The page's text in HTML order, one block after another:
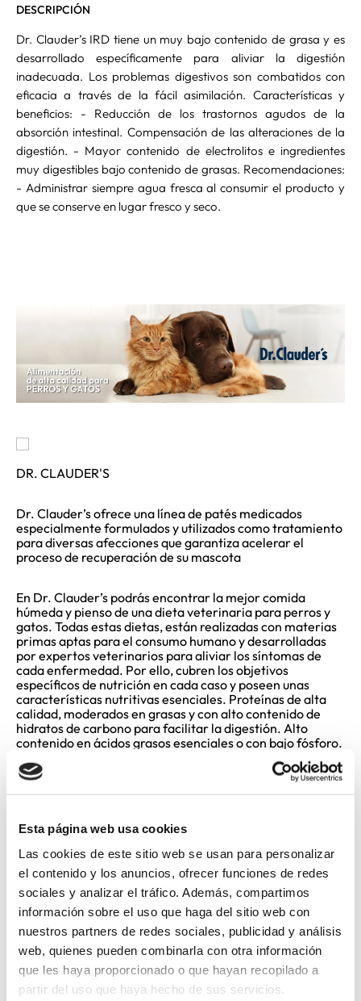
Esta página web usa cookies
Las cookies de este sitio web se usan para personalizar
el contenido y los anuncios, ofrecer funciones de redes
sociales y analizar el tráfico. Además, compartimos
información sobre el uso que haga del sitio web con
nuestros partners de redes sociales, publicidad y análisis
web, quienes pueden combinarla con otra información
que les haya proporcionado o que hayan recopilado a
partir del uso que haya hecho de sus servicios.
DESCRIPCIÓN
Dr. Clauder’s IRD tiene un muy bajo contenido de grasa y es
desarrollado específicamente para aliviar la digestión
inadecuada. Los problemas digestivos son combatidos con
eficacia a través de la fácil asimilación. Características y
beneficios: - Reducción de los trastornos agudos de la
absorción intestinal. Compensación de las alteraciones de la
digestión. - Mayor contenido de electrolitos e ingredientes
muy digestibles bajo contenido de grasas. Recomendaciones:
- Administrar siempre agua fresca al consumir el producto y
que se conserve en lugar fresco y seco.
DR. CLAUDER'S
Dr. Clauder’s ofrece una línea de patés medicados
especialmente formulados y utilizados como tratamiento
para diversas afecciones que garantiza acelerar el
proceso de recuperación de su mascota
En Dr. Clauder’s podrás encontrar la mejor comida
húmeda y pienso de una dieta veterinaria para perros y
gatos. Todas estas dietas, están realizadas con materias
primas aptas para el consumo humano y desarrolladas
por expertos veterinarios para aliviar los síntomas de
cada enfermedad. Por ello, cubren los objetivos
específicos de nutrición en cada caso y poseen unas
características nutritivas esenciales. Proteínas de alta
calidad, moderados en grasas y con alto contenido de
hidratos de carbono para facilitar la digestión. Alto
contenido en ácidos grasos esenciales o con bajo fósforo.
Es importante destacar que la dieta terapéutica debe ser
administrada con el diagnóstico de tu veterinario, ya que
hay muchos aspectos importantes a considerar. Así que
VALORACIÓN DEL PRODUCTO
Cargando el resumen…
POR FAVOR, INICIA SESIÓN PARA ESCRIBIR UN COMENTARIO.